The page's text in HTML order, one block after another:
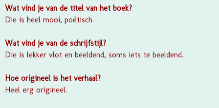
Wat vind je van de titel van het boek?
Die is heel mooi, poëtisch.
Wat vind je van de schrijfstijl?
Die is lekker vlot en beeldend, soms iets te beeldend.
Hoe origineel is het verhaal?
Heel erg origineel.